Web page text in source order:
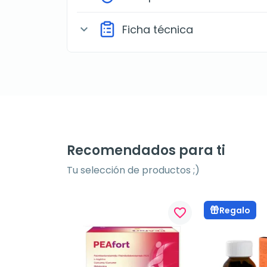
expand_more Ficha técnica
Recomendados para ti
Tu selección de productos ;)
favorite_border Regalo